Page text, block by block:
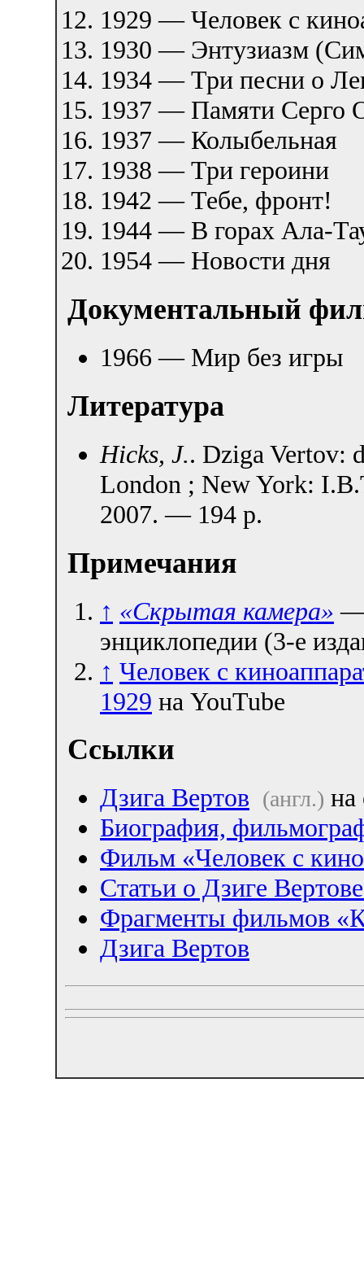
1929 — Человек с
1930 — Энтузиазм
1934 — Три песни о
1937 — Памяти Серго
1937 — Колыбельная
1938 — Три героини
1942 — Тебе, фронт!
1944 — В горах Ала-
1954 — Новости дня
Документальный
1966 — Мир без игры
Литература
Hicks, J.. Dziga Vertov:
London ; New York:
2007. — 194 p.
Примечания
↑ «Скрытая камера» —
энциклопедии (3-е
↑ Человек с
1929 на YouTube
Ссылки
Дзига Вертов (англ.) на
Биография,
Фильм «Человек с
Статьи о Дзиге
Фрагменты фильмов
Дзига Вертов